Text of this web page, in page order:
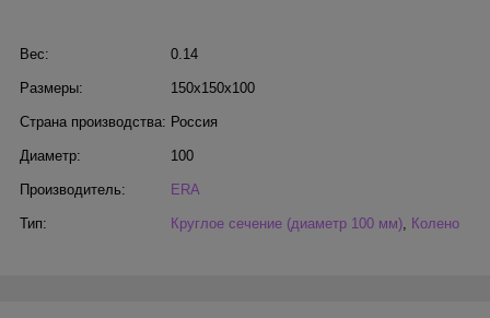
Вес: 0.14
Размеры: 150x150x100
Страна производства: Россия
Диаметр: 100
Производитель: ERA
Тип: Круглое сечение (диаметр 100 мм), Колено